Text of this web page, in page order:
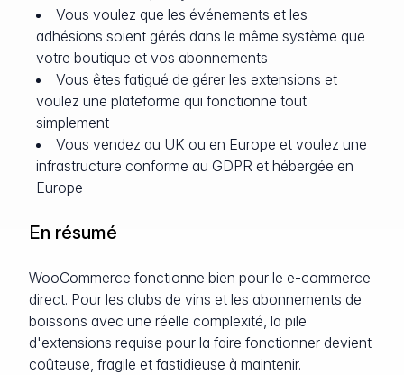
Vous voulez que les événements et les
adhésions soient gérés dans le même système que
votre boutique et vos abonnements
Vous êtes fatigué de gérer les extensions et
voulez une plateforme qui fonctionne tout
simplement
Vous vendez au UK ou en Europe et voulez une
infrastructure conforme au GDPR et hébergée en
Europe
En résumé
WooCommerce fonctionne bien pour le e-commerce
direct. Pour les clubs de vins et les abonnements de
boissons avec une réelle complexité, la pile
d'extensions requise pour la faire fonctionner devient
coûteuse, fragile et fastidieuse à maintenir.